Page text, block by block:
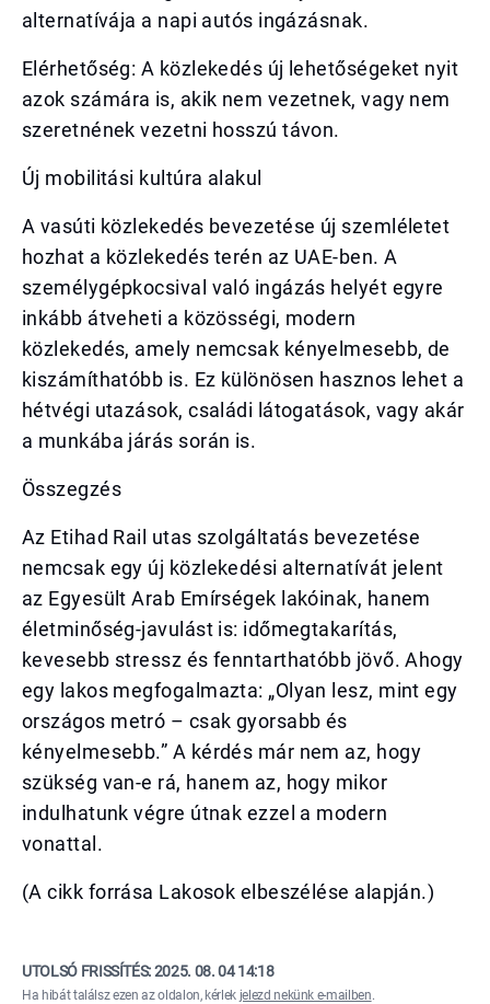
alternatívája a napi autós ingázásnak.
Elérhetőség: A közlekedés új lehetőségeket nyit
azok számára is, akik nem vezetnek, vagy nem
szeretnének vezetni hosszú távon.
Új mobilitási kultúra alakul
A vasúti közlekedés bevezetése új szemléletet
hozhat a közlekedés terén az UAE-ben. A
személygépkocsival való ingázás helyét egyre
inkább átveheti a közösségi, modern
közlekedés, amely nemcsak kényelmesebb, de
kiszámíthatóbb is. Ez különösen hasznos lehet a
hétvégi utazások, családi látogatások, vagy akár
a munkába járás során is.
Összegzés
Az Etihad Rail utas szolgáltatás bevezetése
nemcsak egy új közlekedési alternatívát jelent
az Egyesült Arab Emírségek lakóinak, hanem
életminőség-javulást is: időmegtakarítás,
kevesebb stressz és fenntarthatóbb jövő. Ahogy
egy lakos megfogalmazta: „Olyan lesz, mint egy
országos metró – csak gyorsabb és
kényelmesebb.” A kérdés már nem az, hogy
szükség van-e rá, hanem az, hogy mikor
indulhatunk végre útnak ezzel a modern
vonattal.
(A cikk forrása Lakosok elbeszélése alapján.)
UTOLSÓ FRISSÍTÉS:2025. 08. 04 14:18
Ha hibát találsz ezen az oldalon, kérlek jelezd nekünk e-mailben.